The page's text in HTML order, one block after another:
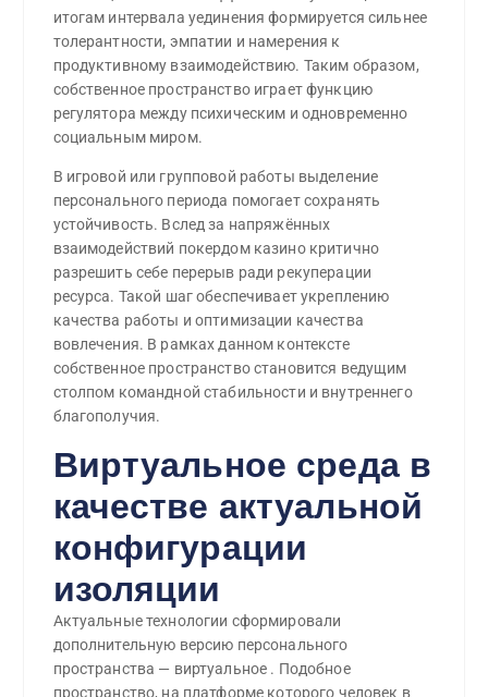
итогам интервала уединения формируется сильнее
толерантности, эмпатии и намерения к
продуктивному взаимодействию. Таким образом,
собственное пространство играет функцию
регулятора между психическим и одновременно
социальным миром.
В игровой или групповой работы выделение
персонального периода помогает сохранять
устойчивость. Вслед за напряжённых
взаимодействий покердом казино критично
разрешить себе перерыв ради рекуперации
ресурса. Такой шаг обеспечивает укреплению
качества работы и оптимизации качества
вовлечения. В рамках данном контексте
собственное пространство становится ведущим
столпом командной стабильности и внутреннего
благополучия.
Виртуальное среда в
качестве актуальной
конфигурации
изоляции
Актуальные технологии сформировали
дополнительную версию персонального
пространства — виртуальное . Подобное
пространство, на платформе которого человек в